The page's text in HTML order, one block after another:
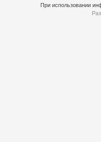
При использовании